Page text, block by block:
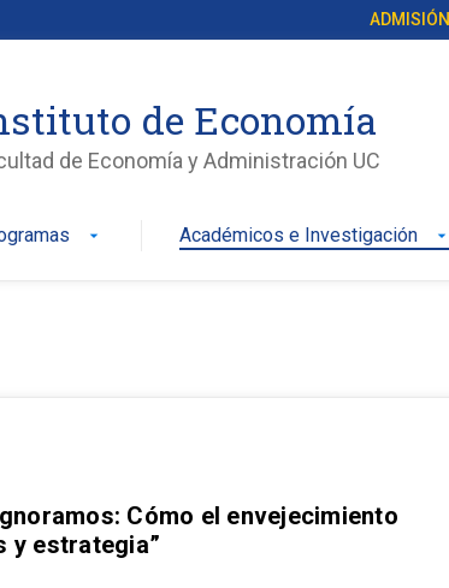
ADMISIÓN
de Economía
de Economía y Administración UC
arrow_drop_down Académicos e Investigación arrow_drop_down
Cómo el envejecimiento
y estrategia”